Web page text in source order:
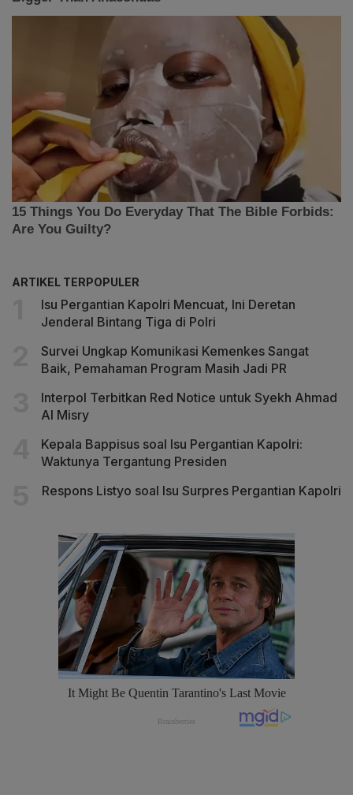
ARTIKEL TERPOPULER
Isu Pergantian Kapolri Mencuat, Ini Deretan
Jenderal Bintang Tiga di Polri
Survei Ungkap Komunikasi Kemenkes Sangat
Baik, Pemahaman Program Masih Jadi PR
Interpol Terbitkan Red Notice untuk Syekh Ahmad
Al Misry
Kepala Bappisus soal Isu Pergantian Kapolri:
Waktunya Tergantung Presiden
Respons Listyo soal Isu Surpres Pergantian Kapolri